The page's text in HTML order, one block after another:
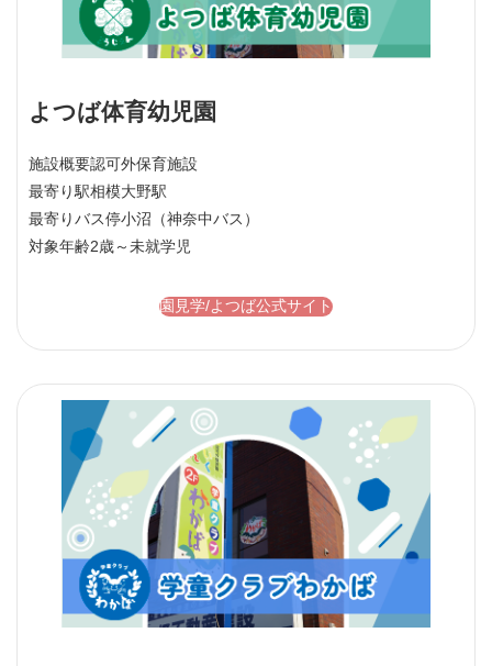
よつば体育幼児園
施設概要認可外保育施設
最寄り駅相模大野駅
最寄りバス停小沼（神奈中バス）
対象年齢2歳～未就学児
園見学/よつば公式サイト